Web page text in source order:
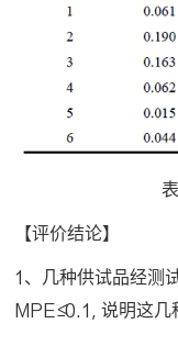
【评价结论】
1、几种供试品经测
MPE≤0.1, 说明这几